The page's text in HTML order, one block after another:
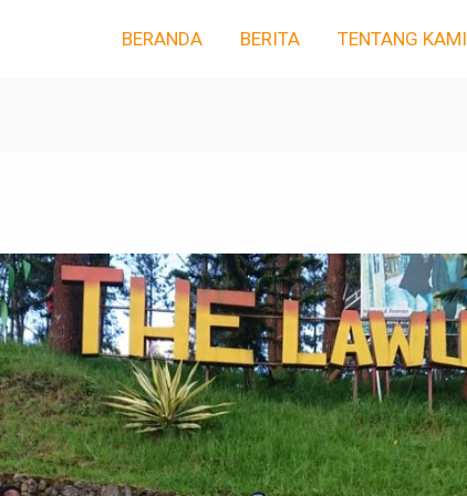
BERANDA BERITA TENTANG KAMI